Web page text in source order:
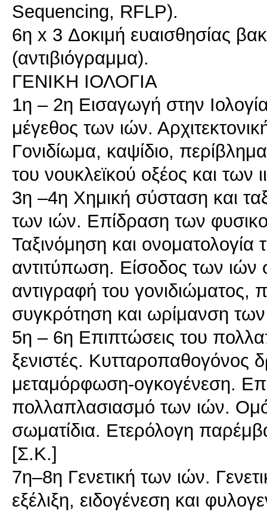
Sequencing, RFLP).
6η x 3 Δοκιμή ευαισθησίας
(αντιβιόγραμμα).
ΓΕΝΙΚΗ ΙΟΛΟΓΙΑ
1η – 2η Εισαγωγή στην
μέγεθος των ιών.
Γονιδίωμα, καψίδιο,
του νουκλεϊκού οξέος και
3η –4η Χημική σύσταση και
των ιών. Επίδραση των
Ταξινόμηση και
αντιτύπωση. Είσοδος των ιών
αντιγραφή του
συγκρότηση και ωρίμανση
5η – 6η Επιπτώσεις του
ξενιστές. Κυτταροπαθογόνος
μεταμόρφωση-ογκογένεση.
πολλαπλασιασμό των ιών.
σωματίδια. Ετερόλογη
[Σ.Κ.]
7η–8η Γενετική των ιών.
εξέλιξη, ειδογένεση και